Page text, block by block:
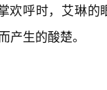
欢呼时，艾琳的
生的酸楚。